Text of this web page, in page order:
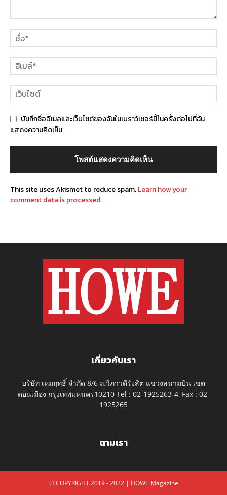
บันทึกชื่ออีเมลและเว็บไซต์ของฉันในเบราว์เซอร์นี้ในครั้งต่อไปที่ฉัน
แสดงความคิดเห็น
This site uses Akismet to reduce spam.Learn how your
comment data is processed.
เกี่ยวกับเรา
บริษัท เหมฤทธิ์ จำกัด 8/6 ถ.วิภาวดีรังสิต แขวงสนามบิน เขต
ดอนเมือง กรุงเทพมหนคร10210 Tel : 02-1925263-4, Fax : 02-
1925265
ตามเรา
© COPYRIGHT 2019 - 2022 | HOWE Magazine